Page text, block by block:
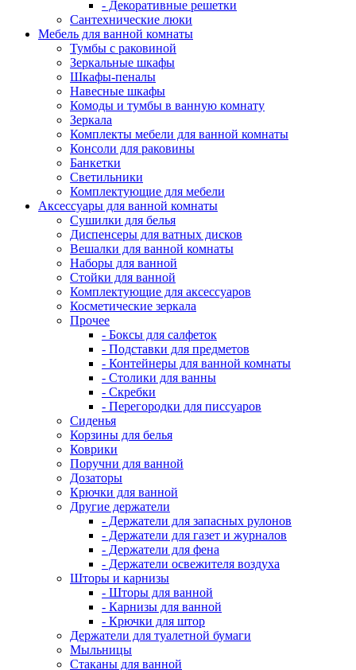
- Декоративные решетки
Сантехнические люки
Мебель для ванной комнаты
Тумбы с раковиной
Зеркальные шкафы
Шкафы-пеналы
Навесные шкафы
Комоды и тумбы в ванную комнату
Зеркала
Комплекты мебели для ванной комнаты
Консоли для раковины
Банкетки
Светильники
Комплектующие для мебели
Аксессуары для ванной комнаты
Сушилки для белья
Диспенсеры для ватных дисков
Вешалки для ванной комнаты
Наборы для ванной
Стойки для ванной
Комплектующие для аксессуаров
Косметические зеркала
Прочее
- Боксы для салфеток
- Подставки для предметов
- Контейнеры для ванной комнаты
- Столики для ванны
- Скребки
- Перегородки для писсуаров
Сиденья
Корзины для белья
Коврики
Поручни для ванной
Дозаторы
Крючки для ванной
Другие держатели
- Держатели для запасных рулонов
- Держатели для газет и журналов
- Держатели для фена
- Держатели освежителя воздуха
Шторы и карнизы
- Шторы для ванной
- Карнизы для ванной
- Крючки для штор
Держатели для туалетной бумаги
Мыльницы
Стаканы для ванной